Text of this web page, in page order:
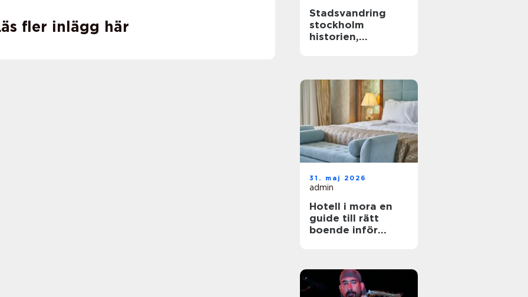
fler inlägg här
Stadsvandring
stockholm
historien,
31. maj 2026
admin
Hotell i mora en
guide till rätt
boende inför